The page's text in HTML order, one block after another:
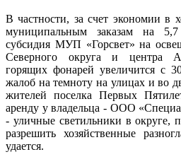
В частности, за счет экономии в
муниципальным заказам на
субсидия МУП «Горсвет» на
Северного округа и центра
горящих фонарей увеличится с
жалоб на темноту на улицах и во
жителей поселка Первых
аренду у владельца - ООО
- уличные светильники в округе,
разрешить хозяйственные
удается.